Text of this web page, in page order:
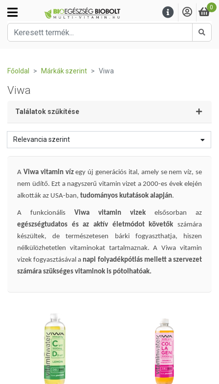
0
Főoldal Márkák szerint Viwa
Viwa
Találatok szűkítése
Relevancia szerint
A Viwa vitamin vízegy új generációs ital, amely se nem víz, se
nem üdítő. Ezt a nagyszerű vitamin vizet a 2000-es évek elején
alkották az USA-ban, tudományos kutatások alapján.
A funkcionális Viwa vitamin vizek elsősorban az
egészségtudatos és az aktív életmódot követők számára
készültek, de természetesen bárki fogyaszthatja, hiszen
nélkülözhetetlen vitaminokat tartalmaznak. A Viwa vitamin
vizek fogyasztásával a napi folyadékpótlás mellett a szervezet
számára szükséges vitaminok is pótolhatóak.